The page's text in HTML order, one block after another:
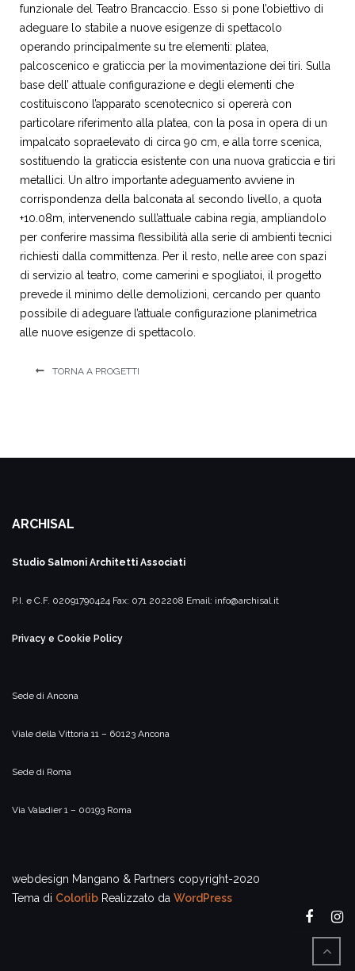
funzionale del Teatro Brancaccio. Esso si pone l’obiettivo di
adeguare lo stabile a nuove esigenze di spettacolo
operando principalmente su tre elementi: platea,
palcoscenico e graticcia per la movimentazione dei tiri. Sulla
base dell’ attuale configurazione e degli elementi che
costituiscono l’apparato scenotecnico si opererà con
particolare riferimento alla platea, con la posa in opera di un
impalcato sopraelevato di circa 90 cm, e alla torre scenica,
sostituendo la graticcia esistente con una nuova graticcia e tiri
metallici. Un altro importante adeguamento avviene in
corrispondenza della balconata al secondo livello, a quota
+10.08m, intervenendo sull’attuale cabina regia, ampliandolo
per conferire massima flessibilità alla serie di ambienti tecnici
richiesti dalla committenza. Per il resto, nelle aree con spazi
di servizio al teatro, come camerini e spogliatoi, il progetto
prevede il minimo delle demolizioni, cercando per quanto
possibile di adeguare l’attuale configurazione planimetrica
alle nuove esigenze di spettacolo.
TORNA A PROGETTI
ARCHISAL
Studio Salmoni Architetti Associati
P.I. e C.F. 02091790424 Fax: 071 202208 Email: info@archisal.it
Privacy e Cookie Policy
Sede di Ancona
Viale della Vittoria 11 – 60123 Ancona
Sede di Roma
Via Valadier 1 – 00193 Roma
webdesign Mangano & Partners copyright-2020
Tema di Colorlib Realizzato da WordPress